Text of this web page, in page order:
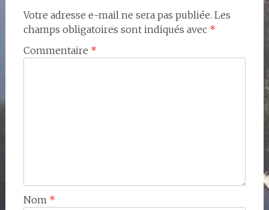
Votre adresse e-mail ne sera pas publiée. Les
champs obligatoires sont indiqués avec *
Commentaire *
Nom *